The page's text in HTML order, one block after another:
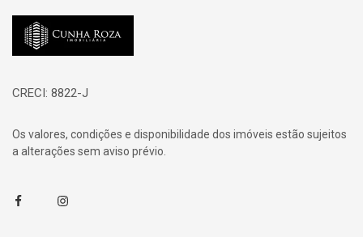
Página inicial
CRECI: 8822-J
Os valores, condições e disponibilidade dos imóveis estão sujeitos
a alterações sem aviso prévio.
FacebookInstagram